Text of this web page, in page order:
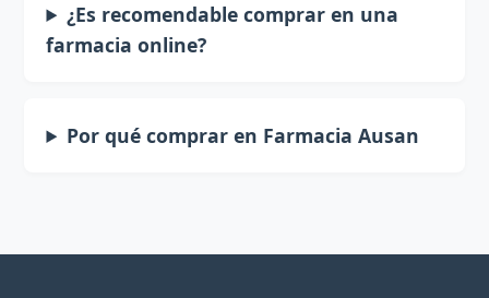
¿Es recomendable comprar en una
farmacia online?
Por qué comprar en Farmacia Ausan